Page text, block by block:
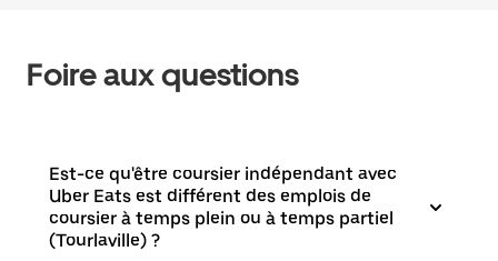
Foire aux questions
Est-ce qu'être coursier indépendant avec
Uber Eats est différent des emplois de
coursier à temps plein ou à temps partiel
(Tourlaville) ?